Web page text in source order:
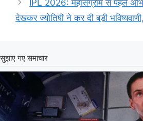
IPL 2026: महासंग्राम से पहले
देखकर ज्योतिषी ने कर दी बड़ी